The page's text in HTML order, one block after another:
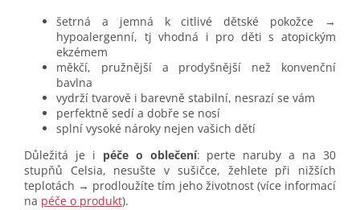
šetrná a jemná k citlivé dětské pokožce →
hypoalergenní, tj vhodná i pro děti s atopickým
ekzémem
měkčí, pružnější a prodyšnější než konvenční
bavlna
vydrží tvarově i barevně stabilní, nesrazí se vám
perfektně sedí a dobře se nosí
splní vysoké nároky nejen vašich dětí
Důležitá je i péče o oblečení: perte naruby a na 30
stupňů Celsia, nesušte v sušičce, žehlete při nižších
teplotách → prodloužíte tím jeho životnost (více informací
na péče o produkt).